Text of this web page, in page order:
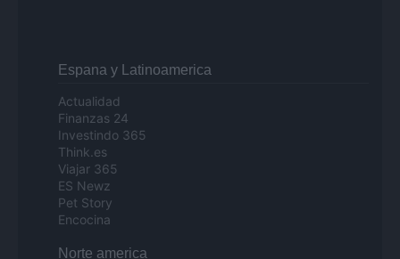
Espana y Latinoamerica
Actualidad
Finanzas 24
Investindo 365
Think.es
Viajar 365
ES Newz
Pet Story
Encocina
Norte america